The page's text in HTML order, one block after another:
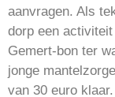
aanvragen. Als
dorp een
Gemert-bon ter
jonge
van 30 euro